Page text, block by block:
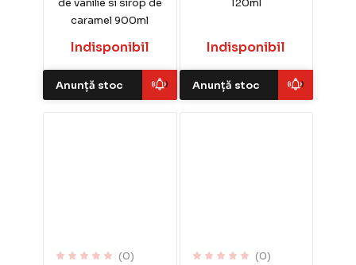
de vanilie si sirop de
caramel 900ml
Indisponibil
Anunță stoc
120ml
Indisponibil
Anunță stoc
(0) (0)